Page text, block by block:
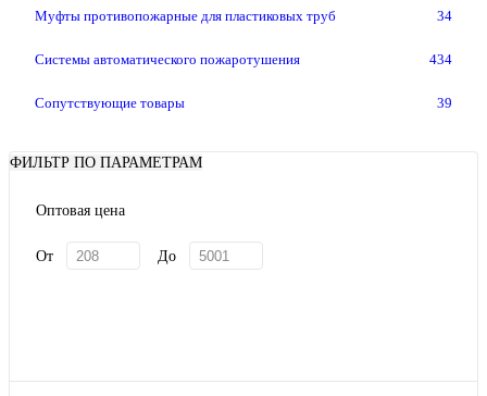
Муфты противопожарные для пластиковых труб 34
Системы автоматического пожаротушения 434
Сопутствующие товары 39
ФИЛЬТР ПО ПАРАМЕТРАМ
Оптовая цена
От До